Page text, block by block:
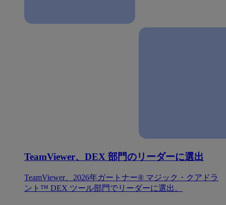
TeamViewer、DEX 部門のリーダーに選出
TeamViewer、2026年ガートナー® マジック・クアドラ
ント™ DEX ツール部門でリーダーに選出。